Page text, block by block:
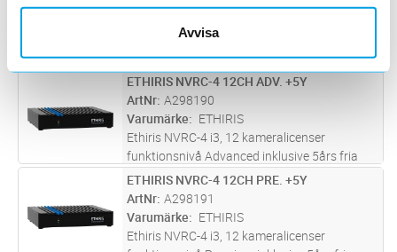
Avvisa
Ethiris NVRC-4 i3, 12 kameralicenser
funktionsnivå Extended inklusive 5års fria
uppdateringar. Kameralicenserna i NVRC-4
enheten kan enkelt utökas med stöd för flera
kameror, se Ethiris VMS camera
ST Lägg i kundvagn
ETHIRIS NVRC-4 12CH ADV. +5Y
ArtNr A298190
Varumärke
ETHIRIS
Ethiris NVRC-4 i3, 12 kameralicenser
funktionsnivå Advanced inklusive 5års fria
uppdateringar. Kameralicenserna i NVRC-4
enheten kan enkelt utökas med stöd för flera
kameror, se Ethiris VMS camera
ST Lägg i kundvagn
ETHIRIS NVRC-4 12CH PRE. +5Y
ArtNr A298191
Varumärke
ETHIRIS
Ethiris NVRC-4 i3, 12 kameralicenser